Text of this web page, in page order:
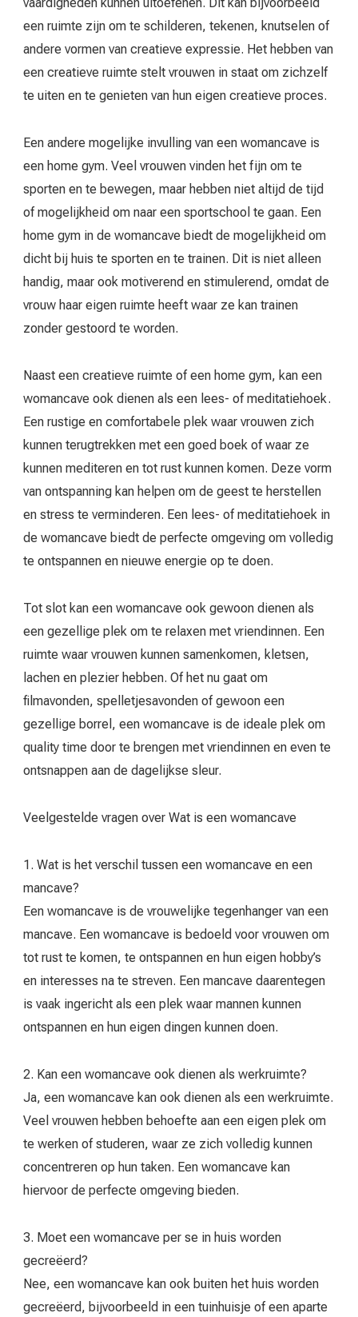
een ruimte zijn om te schilderen, tekenen, knutselen of
andere vormen van creatieve expressie. Het hebben van
een creatieve ruimte stelt vrouwen in staat om zichzelf
te uiten en te genieten van hun eigen creatieve proces.
Een andere mogelijke invulling van een womancave is
een home gym. Veel vrouwen vinden het fijn om te
sporten en te bewegen, maar hebben niet altijd de tijd
of mogelijkheid om naar een sportschool te gaan. Een
home gym in de womancave biedt de mogelijkheid om
dicht bij huis te sporten en te trainen. Dit is niet alleen
handig, maar ook motiverend en stimulerend, omdat de
vrouw haar eigen ruimte heeft waar ze kan trainen
zonder gestoord te worden.
Naast een creatieve ruimte of een home gym, kan een
womancave ook dienen als een lees- of meditatiehoek.
Een rustige en comfortabele plek waar vrouwen zich
kunnen terugtrekken met een goed boek of waar ze
kunnen mediteren en tot rust kunnen komen. Deze vorm
van ontspanning kan helpen om de geest te herstellen
en stress te verminderen. Een lees- of meditatiehoek in
de womancave biedt de perfecte omgeving om volledig
te ontspannen en nieuwe energie op te doen.
Tot slot kan een womancave ook gewoon dienen als
een gezellige plek om te relaxen met vriendinnen. Een
ruimte waar vrouwen kunnen samenkomen, kletsen,
lachen en plezier hebben. Of het nu gaat om
filmavonden, spelletjesavonden of gewoon een
gezellige borrel, een womancave is de ideale plek om
quality time door te brengen met vriendinnen en even te
ontsnappen aan de dagelijkse sleur.
Veelgestelde vragen over Wat is een womancave
1. Wat is het verschil tussen een womancave en een
mancave?
Een womancave is de vrouwelijke tegenhanger van een
mancave. Een womancave is bedoeld voor vrouwen om
tot rust te komen, te ontspannen en hun eigen hobby’s
en interesses na te streven. Een mancave daarentegen
is vaak ingericht als een plek waar mannen kunnen
ontspannen en hun eigen dingen kunnen doen.
2. Kan een womancave ook dienen als werkruimte?
Ja, een womancave kan ook dienen als een werkruimte.
Veel vrouwen hebben behoefte aan een eigen plek om
te werken of studeren, waar ze zich volledig kunnen
concentreren op hun taken. Een womancave kan
hiervoor de perfecte omgeving bieden.
3. Moet een womancave per se in huis worden
gecreëerd?
Nee, een womancave kan ook buiten het huis worden
gecreëerd, bijvoorbeeld in een tuinhuisje of een aparte